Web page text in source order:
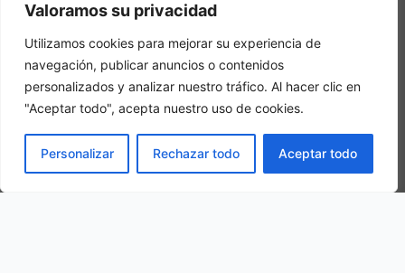
Valoramos su privacidad
Utilizamos cookies para mejorar su experiencia de
navegación, publicar anuncios o contenidos
personalizados y analizar nuestro tráfico. Al hacer clic en
"Aceptar todo", acepta nuestro uso de cookies.
Personalizar Rechazar todo Aceptar todo
La nostra ubicazione
PRENOTA